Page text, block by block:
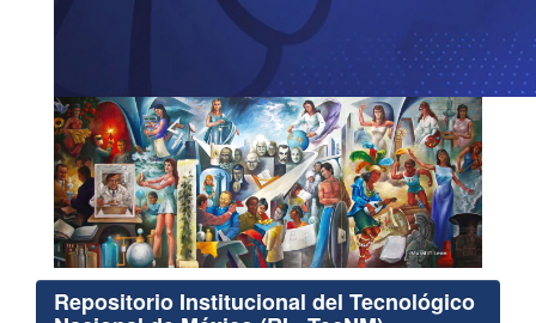
Repositorio Institucional del Tecnológico